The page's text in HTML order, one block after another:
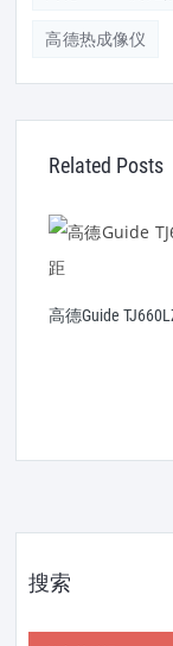
高德热成像仪
Related Posts
高德Guide
搜索